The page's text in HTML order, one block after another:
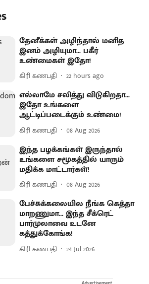
தேனீக்கள் அழிந்தால் மனித
இனம் அழியுமா... பகீர்
உண்மைகள் இதோ!
கிரி கணபதி 22 hours ago
எல்லாமே சலித்து விடுகிறதா...
இதோ உங்களை
ஆட்டிப்படைக்கும் உண்மை!
கிரி கணபதி 08 Aug 2026
இந்த பழக்கங்கள் இருந்தால்
உங்களை சமூகத்தில் யாரும்
மதிக்க மாட்டார்கள்!
கிரி கணபதி 08 Aug 2026
பேச்சுக்கலையில நீங்க கெத்தா
மாறணுமா... இந்த சீக்ரெட்
பார்முலாவை உடனே
கத்துக்கோங்க!
கிரி கணபதி 24 Jul 2026